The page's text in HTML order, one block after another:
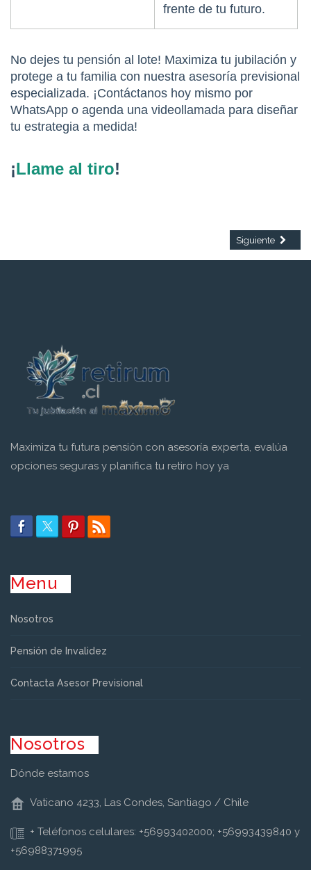
frente de tu futuro.
No dejes tu pensión al lote! Maximiza tu jubilación y
protege a tu familia con nuestra asesoría previsional
especializada. ¡Contáctanos hoy mismo por
WhatsApp o agenda una videollamada para diseñar
tu estrategia a medida!
¡Llame al tiro!
Artículo
Siguiente
Maximiza tu futura pensión con asesoría experta, evalúa
opciones seguras y planifica tu retiro hoy ya
Menu
Nosotros
Pensión de Invalidez
Contacta Asesor Previsional
Nosotros
Dónde estamos
Vaticano 4233, Las Condes, Santiago / Chile
+ Teléfonos celulares: +56993402000; +56993439840 y
+56988371995